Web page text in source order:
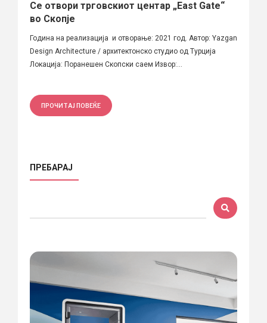
Се отвори трговскиот центар „East Gate“
во Скопје
Година на реализација и отворање: 2021 год. Автор: Yazgan
Design Architecture / архитектонско студио од Турција
Локација: Поранешен Скопски саем Извор:...
ПРОЧИТАЈ ПОВЕЌЕ
ПРЕБАРАЈ